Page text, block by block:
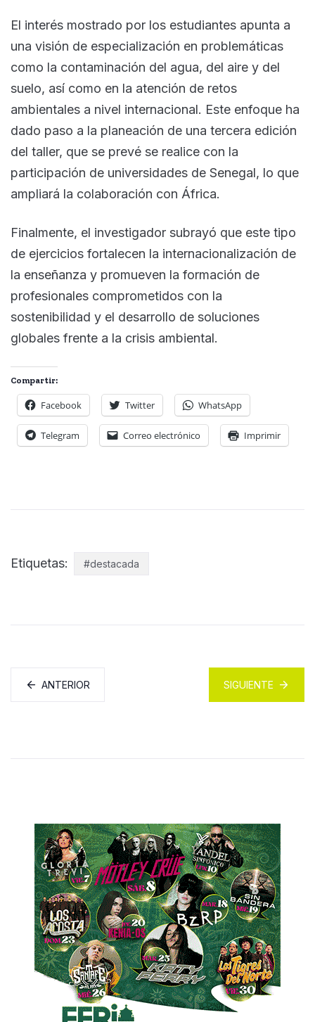
El interés mostrado por los estudiantes apunta a
una visión de especialización en problemáticas
como la contaminación del agua, del aire y del
suelo, así como en la atención de retos
ambientales a nivel internacional. Este enfoque ha
dado paso a la planeación de una tercera edición
del taller, que se prevé se realice con la
participación de universidades de Senegal, lo que
ampliará la colaboración con África.
Finalmente, el investigador subrayó que este tipo
de ejercicios fortalecen la internacionalización de
la enseñanza y promueven la formación de
profesionales comprometidos con la
sostenibilidad y el desarrollo de soluciones
globales frente a la crisis ambiental.
Compartir:
Facebook Twitter WhatsApp
Telegram Correo electrónico Imprimir
Etiquetas: #destacada
ANTERIOR SIGUIENTE